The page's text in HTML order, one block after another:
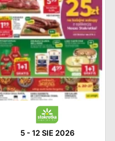
5-12 SIE 2026